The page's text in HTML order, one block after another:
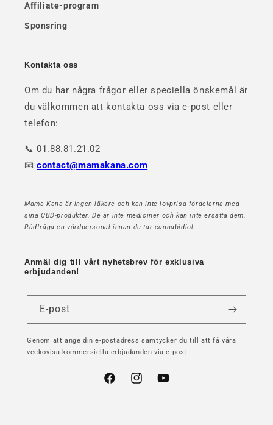
Affiliate-program
Sponsring
Kontakta oss
Om du har några frågor eller speciella önskemål är
du välkommen att kontakta oss via e-post eller
telefon:
📞 01.88.81.21.02
📧contact@mamakana.com
Mama Kana är ingen läkare och kan inte lovprisa fördelarna med
sina CBD-produkter. De är inte mediciner och kan inte ersätta dem.
Rådfråga en vårdpersonal innan du tar cannabidiol.
Anmäl dig till vårt nyhetsbrev för exklusiva
erbjudanden!
E-post
Genom att ange din e-postadress samtycker du till att få våra
veckovisa kommersiella erbjudanden via e-post.
FacebookInstagramYouTube